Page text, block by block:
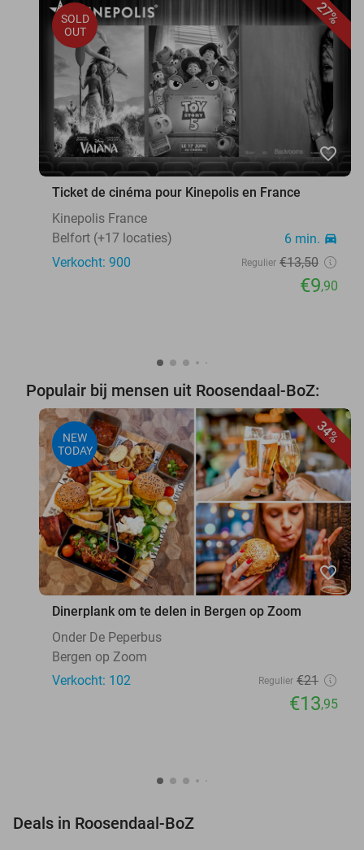
27%
SOLD
OUT
favorite_border
Ticket de cinéma pour Kinepolis en France
Kinepolis France
Belfort (+17 locaties)
6 min. directions_car
Verkocht: 900 Regulier €13,50
€9,90
Populair bij mensen uit Roosendaal-BoZ:
34%
NEW
TODAY
favorite_border
Dinerplank om te delen in Bergen op Zoom
Onder De Peperbus
Bergen op Zoom
Verkocht: 102
Regulier €21
€13,95
Deals in Roosendaal-BoZ